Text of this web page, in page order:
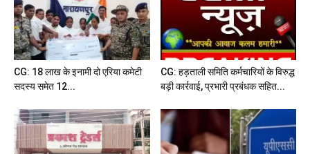
CG: 18 लाख के इनामी दो एरिया कमेटी
सदस्य समेत 12...
CG: हड़ताली समिति कर्मचारियों के विरुद्ध
बड़ी कार्रवाई, प्रभारी प्रबंधक सहित...